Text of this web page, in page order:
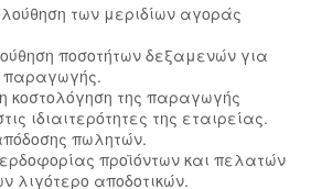
των μεριδίων αγοράς
ποσοτήτων δεξαμενών για
κοστολόγηση της παραγωγής
ιδιαιτερότητες της εταιρείας.
πωλητών.
προϊόντων και πελατών
λιγότερο αποδοτικών.